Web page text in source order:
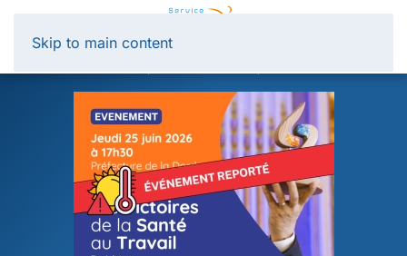
Skip to main content
Panneau de gestion des cookies